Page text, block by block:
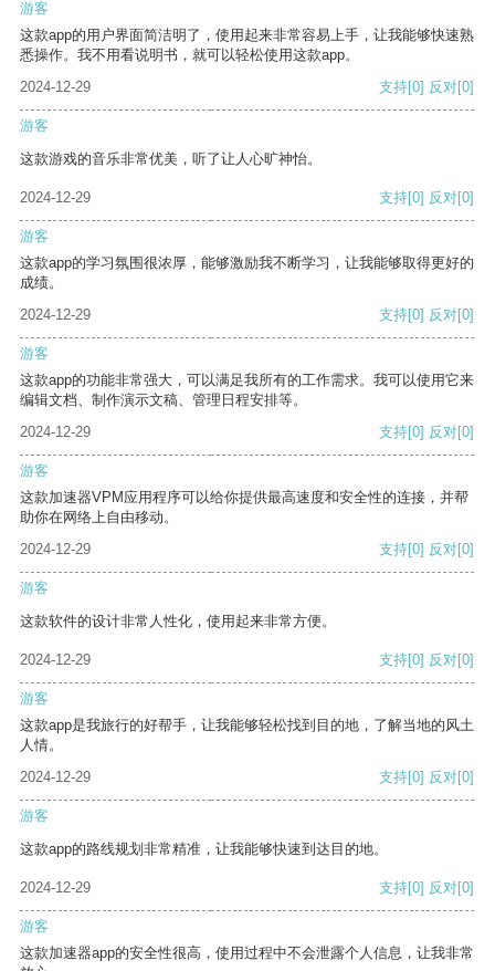
游客
这款app的用户界面简洁明了，使用起来非常容易上手，让我能够快速熟
悉操作。我不用看说明书，就可以轻松使用这款app。
2024-12-29
支持[0] 反对[0]
游客
这款游戏的音乐非常优美，听了让人心旷神怡。
2024-12-29 支持[0] 反对[0]
游客
这款app的学习氛围很浓厚，能够激励我不断学习，让我能够取得更好的
成绩。
2024-12-29
支持[0] 反对[0]
游客
这款app的功能非常强大，可以满足我所有的工作需求。我可以使用它来
编辑文档、制作演示文稿、管理日程安排等。
2024-12-29
支持[0] 反对[0]
游客
这款加速器VPM应用程序可以给你提供最高速度和安全性的连接，并帮
助你在网络上自由移动。
2024-12-29
支持[0] 反对[0]
游客
这款软件的设计非常人性化，使用起来非常方便。
2024-12-29 支持[0] 反对[0]
游客
这款app是我旅行的好帮手，让我能够轻松找到目的地，了解当地的风土
人情。
2024-12-29
支持[0] 反对[0]
游客
这款app的路线规划非常精准，让我能够快速到达目的地。
2024-12-29 支持[0] 反对[0]
游客
这款加速器app的安全性很高，使用过程中不会泄露个人信息，让我非常